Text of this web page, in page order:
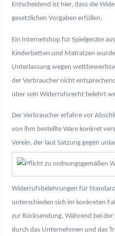
Entscheidend ist hier, dass die
gesetzlichen Vorgaben erfüllen.
Ein Internetshop für Spielgeräte
Kinderbetten und Matratzen
Unterlassung wegen
der Verbraucher nicht
über sein Widerrufsrecht belehrt
Der Verbraucher erfahre vor
von ihm bestellte Ware konkret
Verein, der laut Satzung gegen
Widerrufsbelehrungen für
unterschieden sich im konkreten
zur Rücksendung. Während bei
durch das Unternehmen und das